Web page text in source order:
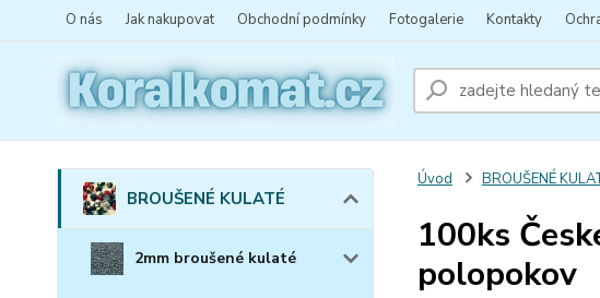
O nás Jak nakupovat Obchodní podmínky Fotogalerie Kontakty
BROUŠENÉ KULATÉ
2mm broušené kulaté
Úvod BROUŠENÉ
100ks
polopokov